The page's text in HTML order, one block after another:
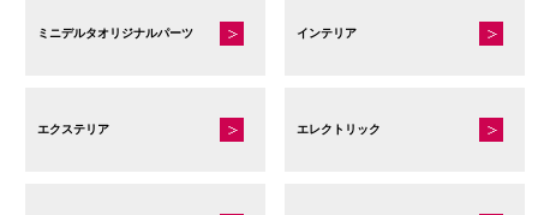
ン
品
ミニデルタオリジナルパーツ インテリア
エクステリア エレクトリック